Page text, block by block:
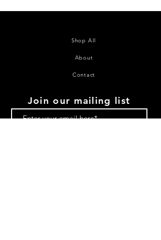
Shop All
About
Contact
Join our mailing list